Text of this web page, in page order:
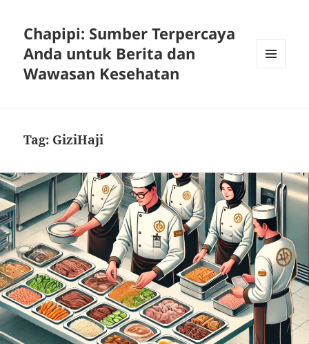
Chapipi: Sumber Terpercaya
Anda untuk Berita dan
Wawasan Kesehatan
Tag: GiziHaji